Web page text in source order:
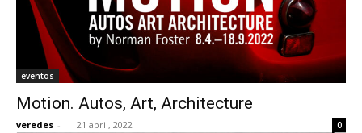
eventos
Motion. Autos, Art, Architecture
veredes - 21 abril, 2022 0